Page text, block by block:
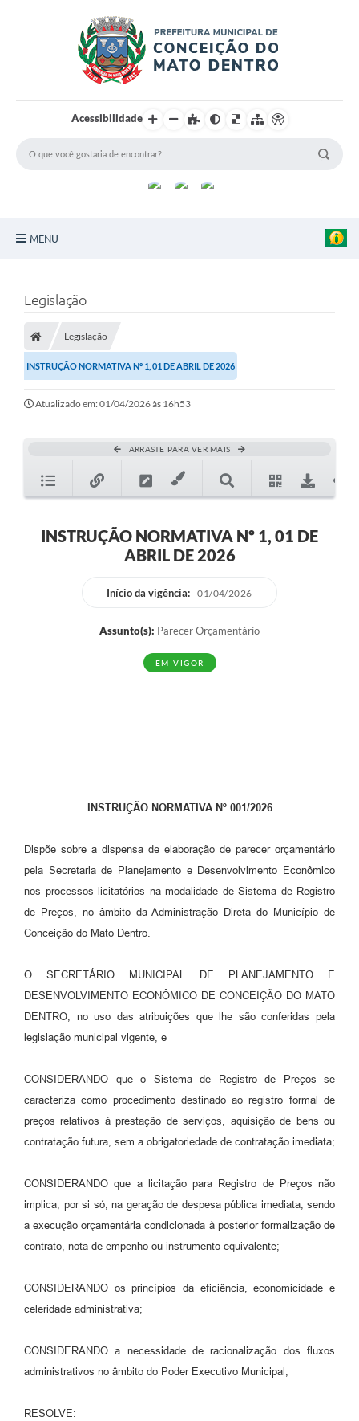
Acessibilidade
MENU
Sobre a Cidade
Turismo
Transparência
Editais
Procuradoria Jurídica - Consultoria Administrativa
Serviços da Secretaria Municipal de Fazenda
SIM - Serviço de Inspeção Muncipal
Notificações Obras e Posturas
Conselho Municipal de Conservação e Defesa do
Meio Ambiente-CODEMA
Galeria de Fotos
Contratos
Obras
Galeria de Vídeos
Projetos
Links
Telefones Úteis
A Prefeitura
Legislação
Legislação
INSTRUÇÃO NORMATIVA Nº 1, 01 DE ABRIL DE 2026
Atualizado em: 01/04/2026 às 16h53
ARRASTE PARA VER MAIS
INSTRUÇÃO NORMATIVA Nº 1, 01 DE
ABRIL DE 2026
Início da vigência: 01/04/2026
Assunto(s): Parecer Orçamentário
EM VIGOR
INSTRUÇÃO NORMATIVA Nº 001/2026
Dispõe sobre a dispensa de elaboração de parecer orçamentário
pela Secretaria de Planejamento e Desenvolvimento Econômico
nos processos licitatórios na modalidade de Sistema de Registro
de Preços, no âmbito da Administração Direta do Município de
Conceição do Mato Dentro.
O SECRETÁRIO MUNICIPAL DE PLANEJAMENTO E
DESENVOLVIMENTO ECONÔMICO DE CONCEIÇÃO DO MATO
DENTRO, no uso das atribuições que lhe são conferidas pela
legislação municipal vigente, e
CONSIDERANDO que o Sistema de Registro de Preços se
caracteriza como procedimento destinado ao registro formal de
preços relativos à prestação de serviços, aquisição de bens ou
contratação futura, sem a obrigatoriedade de contratação imediata;
CONSIDERANDO que a licitação para Registro de Preços não
implica, por si só, na geração de despesa pública imediata, sendo
a execução orçamentária condicionada à posterior formalização de
contrato, nota de empenho ou instrumento equivalente;
CONSIDERANDO os princípios da eficiência, economicidade e
celeridade administrativa;
CONSIDERANDO a necessidade de racionalização dos fluxos
administrativos no âmbito do Poder Executivo Municipal;
RESOLVE: